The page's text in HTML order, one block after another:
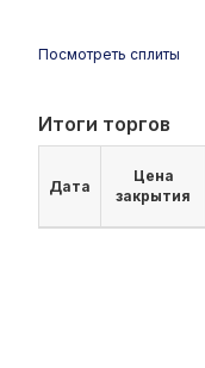
Посмотреть сплиты
Итоги торгов
Дата
Цена
закрытия